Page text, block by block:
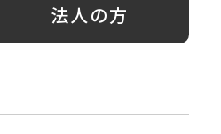
法人の方